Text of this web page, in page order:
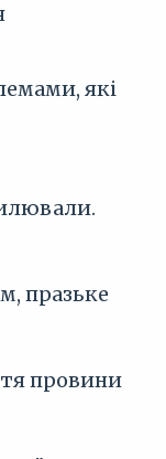
які
празьке
провини